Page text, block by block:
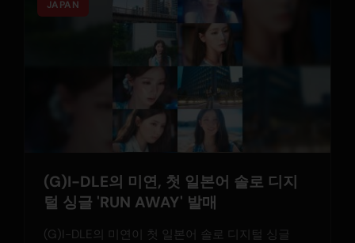
JAPAN
(G)I-DLE의 미연, 첫 일본어 솔로 디지
털 싱글 'RUN AWAY' 발매
(G)I-DLE의 미연이 첫 일본어 솔로 디지털 싱글